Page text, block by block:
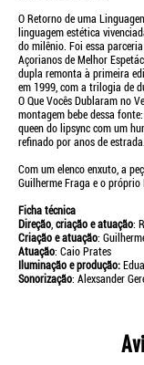
O Retorno de uma
linguagem estética
do milênio. Foi essa
Açorianos de Melhor
dupla remonta à primeira
em 1999, com a trilogia de
O Que Vocês Dublaram no
montagem bebe dessa
queen do lipsync com um
refinado por anos de estrada.
Com um elenco enxuto, a
Guilherme Fraga e o próprio
Ficha técnica
Direção, criação e atuação:
Criação e atuação:
Atuação: Caio Prates
Iluminação e produção:
Sonorização: Alexsander